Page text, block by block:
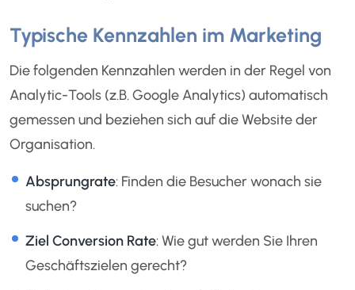
Typische Kennzahlen im Marketing
Die folgenden Kennzahlen werden in der Regel von
Analytic-Tools (z.B. Google Analytics) automatisch
gemessen und beziehen sich auf die Website der
Organisation.
Absprungrate: Finden die Besucher wonach sie
suchen?
Ziel Conversion Rate: Wie gut werden Sie Ihren
Geschäftszielen gerecht?